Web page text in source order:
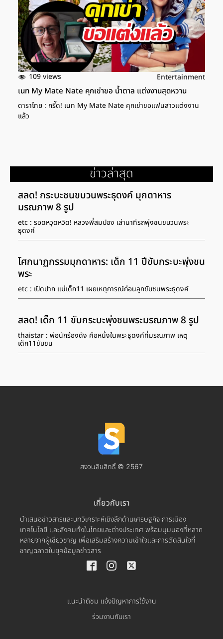
109 views Entertainment
เนท My Mate Nate คุกเข่าขอ น้ำตาล แต่งงานสุดหวาน
ดาราไทย : กรี๊ด! เนท My Mate Nate คุกเข่าขอแฟนสาวแต่งงาน
แล้ว
ข่าวล่าสุด
สลด! กระบะชนขบวนพระธุดงค์ มุกดาหาร
มรณภาพ 8 รูป
etc : รอดหวุดหวิด! หลวงพี่สมปอง เล่านาทีรถพุ่งชนขบวนพระ
ธุดงค์
โศกนาฏกรรมมุกดาหาร: เด็ก 11 ปีขับกระบะพุ่งชน
พระ
etc : เปิดปาก แม่เด็ก11 เผยเหตุการณ์ก่อนลูกขับชนพระธุดงค์
สลด! เด็ก 11 ขับกระบะพุ่งชนพระมรณภาพ 8 รูป
thaistar : พ่อนักร้องดัง คือหนึ่งในพระธุดงค์ที่มรณภาพ เหตุ
เด็ก11ขับชน
สงวนลิขสิทธิ์ © 2567
เกี่ยวกับเรา
นำเสนอข่าวสารและบทวิเคราะห์เชิงลึกด้านเศรษฐกิจ การเมือง
เทคโนโลยี และสังคมทั้งในไทยและต่างประเทศ พร้อมมุมมองที่หลาก
หลายจากผู้เชี่ยวชาญ เพื่อเสริมสร้างความเข้าใจและการตัดสินใจที่
ชาญฉลาดในยุคข้อมูลข่าวสาร
แนะนำติชม แจ้งปัญหาการใช้งาน
ร่วมงานกับเรา